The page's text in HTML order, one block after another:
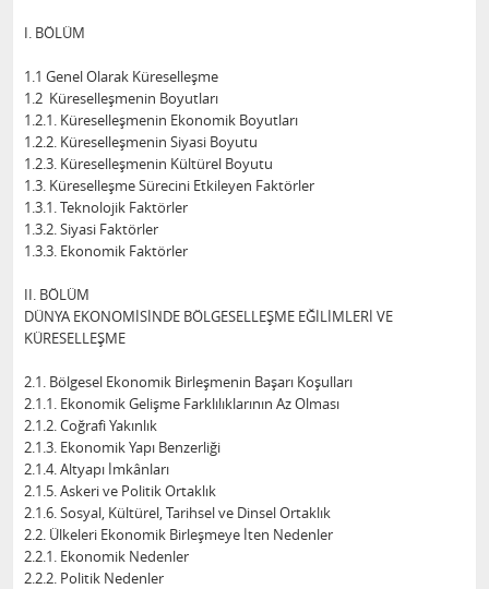
I. BÖLÜM
1.1 Genel Olarak Küreselleşme
1.2 Küreselleşmenin Boyutları
1.2.1. Küreselleşmenin Ekonomik Boyutları
1.2.2. Küreselleşmenin Siyasi Boyutu
1.2.3. Küreselleşmenin Kültürel Boyutu
1.3. Küreselleşme Sürecini Etkileyen Faktörler
1.3.1. Teknolojik Faktörler
1.3.2. Siyasi Faktörler
1.3.3. Ekonomik Faktörler
II. BÖLÜM
DÜNYA EKONOMİSİNDE BÖLGESELLEŞME EĞİLİMLERİ VE
KÜRESELLEŞME
2.1. Bölgesel Ekonomik Birleşmenin Başarı Koşulları
2.1.1. Ekonomik Gelişme Farklılıklarının Az Olması
2.1.2. Coğrafi Yakınlık
2.1.3. Ekonomik Yapı Benzerliği
2.1.4. Altyapı İmkânları
2.1.5. Askeri ve Politik Ortaklık
2.1.6. Sosyal, Kültürel, Tarihsel ve Dinsel Ortaklık
2.2. Ülkeleri Ekonomik Birleşmeye İten Nedenler
2.2.1. Ekonomik Nedenler
2.2.2. Politik Nedenler